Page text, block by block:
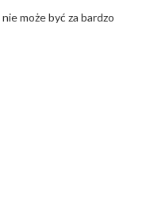
może być za bardzo